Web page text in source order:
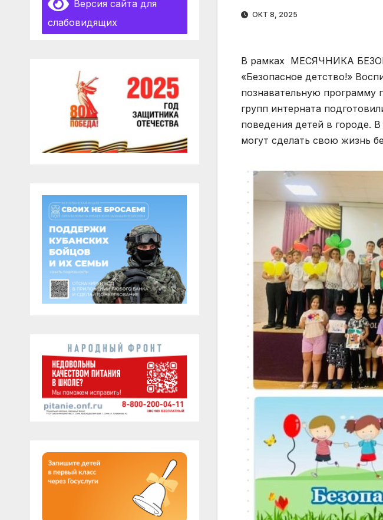
Версия сайта для
слабовидящих
ОКТ 8, 2025
В рамках МЕСЯЧНИКА
«Безопасное детство!»
познавательную программу
групп интерната
поведения детей в городе.
могут сделать свою жизнь